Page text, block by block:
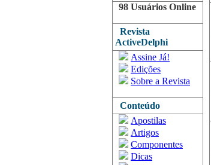
98 Usuários Online
Revista
ActiveDelphi
Assine Já!
Edições
Sobre a Revista
Conteúdo
Apostilas
Artigos
Componentes
Dicas